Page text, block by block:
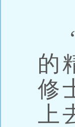
“
的
修
上